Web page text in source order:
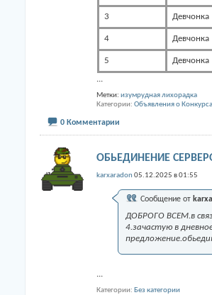
3 Девчонка
4 Девчонка
5 Девчонка
Метки: изумрудная лихорадка
Категории Объявления о
0 Комментарии
ОБЬЕДИНЕНИЕ
karxaradon 05.12.2025 в 01:55
Сообщение от
ДОБРОГО ВСЕМ.в
4.зачастую в
...
Категории Без категории